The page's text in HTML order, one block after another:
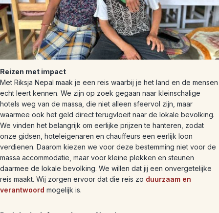
Reizen met impact
Met Riksja Nepal maak je een reis waarbij je het land en de mensen
echt leert kennen. We zijn op zoek gegaan naar kleinschalige
hotels weg van de massa, die niet alleen sfeervol zijn, maar
waarmee ook het geld direct terugvloeit naar de lokale bevolking.
We vinden het belangrijk om eerlijke prijzen te hanteren, zodat
onze gidsen, hoteleigenaren en chauffeurs een eerlijk loon
verdienen. Daarom kiezen we voor deze bestemming niet voor de
massa accommodatie, maar voor kleine plekken en steunen
daarmee de lokale bevolking. We willen dat jij een onvergetelijke
reis maakt. Wij zorgen ervoor dat die reis zo duurzaam en
verantwoord mogelijk is.